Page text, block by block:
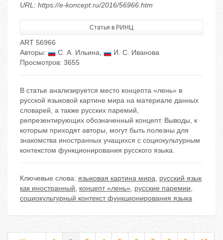
URL: https://e-koncept.ru/2016/56966.htm
Статья в РИНЦ
ART 56966
Авторы:
С. А. Ильина,
И. С. Иванова
Просмотров: 3655
В статье анализируется место концепта «лень» в
русской языковой картине мира на материале данных
словарей, а также русских паремий,
репрезентирующих обозначенный концепт. Выводы, к
которым приходят авторы, могут быть полезны для
знакомства иностранных учащихся с социокультурным
контекстом функционирования русского языка.
Ключевые слова: языковая картина мира, русский язык
как иностранный, концепт «лень», русские паремии,
социокультурный контекст функционирования языка